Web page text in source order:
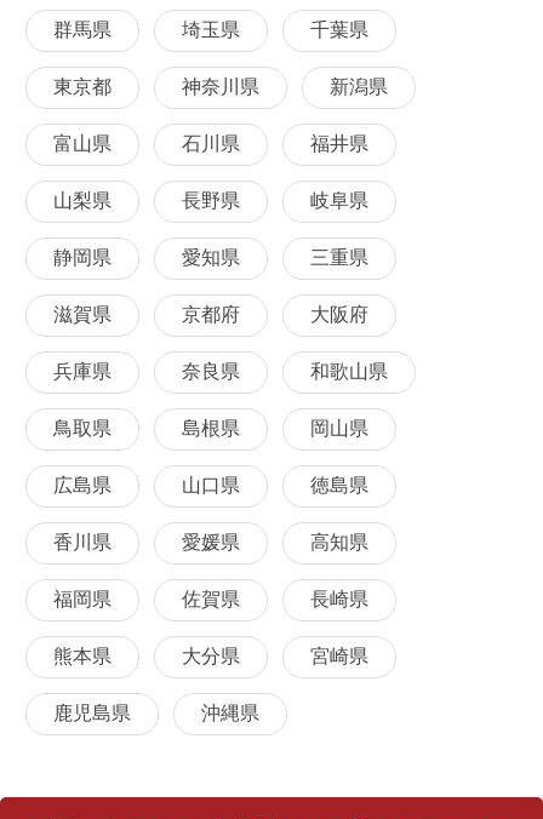
群馬県 埼玉県 千葉県
東京都 神奈川県 新潟県
富山県 石川県 福井県
山梨県 長野県 岐阜県
静岡県 愛知県 三重県
滋賀県 京都府 大阪府
兵庫県 奈良県 和歌山県
鳥取県 島根県 岡山県
広島県 山口県 徳島県
香川県 愛媛県 高知県
福岡県 佐賀県 長崎県
熊本県 大分県 宮崎県
鹿児島県 沖縄県